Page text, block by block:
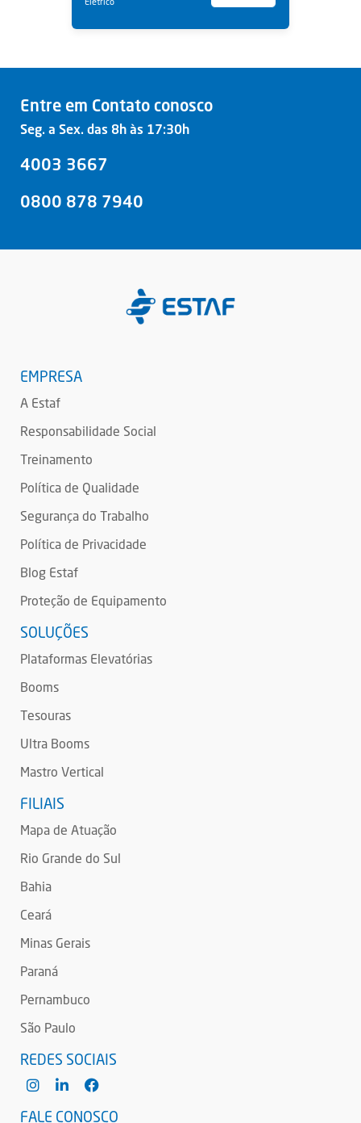
Entre em Contato conosco
Seg. a Sex. das 8h às 17:30h
4003 3667
0800 878 7940
EMPRESA
A Estaf
Responsabilidade Social
Treinamento
Política de Qualidade
Segurança do Trabalho
Política de Privacidade
Blog Estaf
Proteção de Equipamento
SOLUÇÕES
Plataformas Elevatórias
Booms
Tesouras
Ultra Booms
Mastro Vertical
FILIAIS
Mapa de Atuação
Rio Grande do Sul
Bahia
Ceará
Minas Gerais
Paraná
Pernambuco
São Paulo
REDES SOCIAIS
FALE CONOSCO